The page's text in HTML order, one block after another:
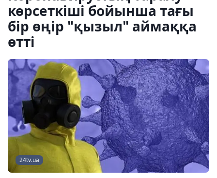
көрсеткіші бойынша тағы
бір өңір "қызыл" аймаққа
өтті
24tv.ua